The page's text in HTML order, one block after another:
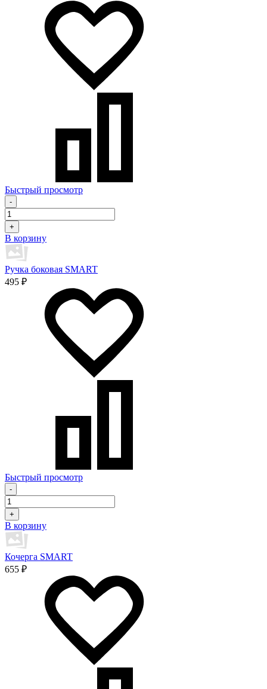
Быстрый просмотр
-
+
В корзину
Ручка боковая SMART
495 ₽
Быстрый просмотр
-
+
В корзину
Кочерга SMART
655 ₽